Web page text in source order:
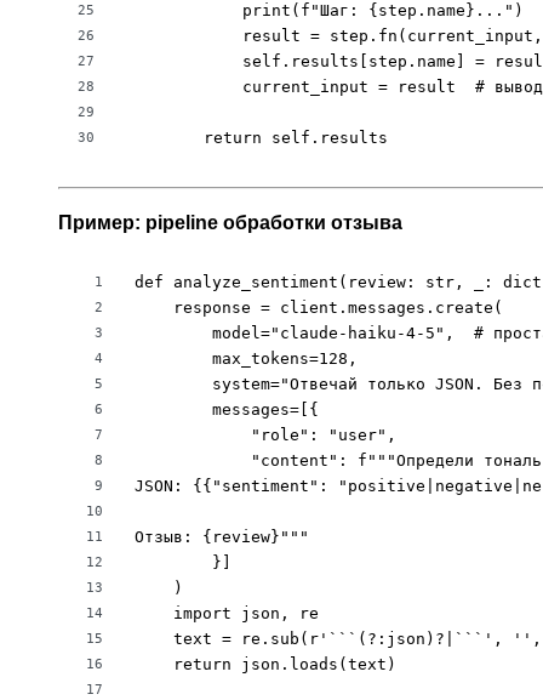
25
26
27
28
29
30
            print(f"Шаг: {step.name}...")
result =
self.results[step.name] =
current_input = result  #
        return self.results
Пример: pipeline обработки отзыва
1
2
3
4
5
6
7
8
9
10
11
12
13
14
15
16
17
def analyze_sentiment(review: str, _:
    response = client.messages.create(
model="claude-haiku-4-5",  #
        max_tokens=128,
system="Отвечай только JSON. Без
        messages=[{
            "role": "user",
"content": f"""Определи
JSON: {{"sentiment":
Отзыв: {review}"""
        }]
    )
    import json, re
text = re.sub(r'```(?:json)?|```',
    return json.loads(text)